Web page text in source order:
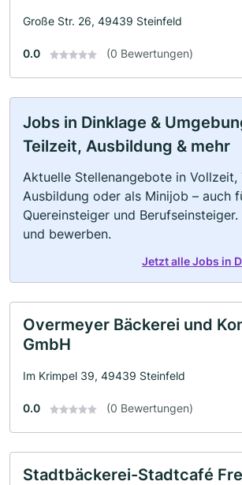
Große Str. 26, 49439 Steinfeld
0.0 (0 Bewertungen)
Jobs in Dinklage &
Teilzeit, Ausbildung & mehr
Aktuelle Stellenangebote in Vollzeit,
Ausbildung oder als Minijob – auch
Quereinsteiger und
und bewerben.
Jetzt alle Jobs in
Overmeyer Bäckerei und
GmbH
Im Krimpel 39, 49439 Steinfeld
0.0 (0 Bewertungen)
Stadtbäckerei-Stadtcafé